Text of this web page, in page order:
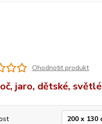
Ohodnotit produkt
jaro, dětské, světlé